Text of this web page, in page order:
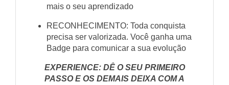
mais o seu aprendizado
RECONHECIMENTO: Toda conquista
precisa ser valorizada. Você ganha uma
Badge para comunicar a sua evolução
EXPERIENCE: DÊ O SEU PRIMEIRO
PASSO E OS DEMAIS DEIXA COM A